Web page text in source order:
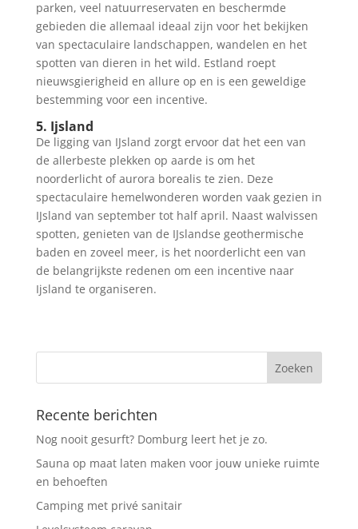
parken, veel natuurreservaten en beschermde
gebieden die allemaal ideaal zijn voor het bekijken
van spectaculaire landschappen, wandelen en het
spotten van dieren in het wild. Estland roept
nieuwsgierigheid en allure op en is een geweldige
bestemming voor een incentive.
5. Ijsland
De ligging van IJsland zorgt ervoor dat het een van
de allerbeste plekken op aarde is om het
noorderlicht of aurora borealis te zien. Deze
spectaculaire hemelwonderen worden vaak gezien in
IJsland van september tot half april. Naast walvissen
spotten, genieten van de IJslandse geothermische
baden en zoveel meer, is het noorderlicht een van
de belangrijkste redenen om een incentive naar
Ijsland te organiseren.
Recente berichten
Nog nooit gesurft? Domburg leert het je zo.
Sauna op maat laten maken voor jouw unieke ruimte
en behoeften
Camping met privé sanitair